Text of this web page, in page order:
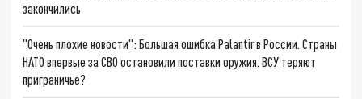
закончились
"Очень плохие новости": Большая ошибка Palantir в России. Страны
НАТО впервые за СВО остановили поставки оружия. ВСУ теряют
приграничье?